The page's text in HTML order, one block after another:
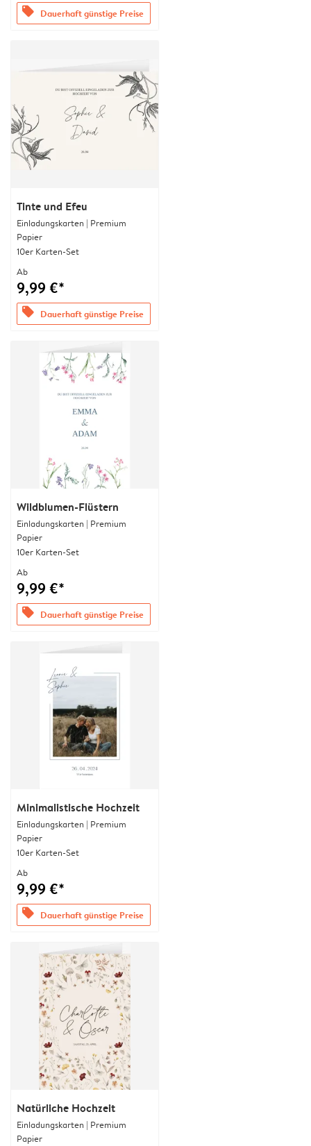
offers Dauerhaft günstige Preise
Tinte und Efeu
Einladungskarten | Premium
Papier
10er Karten-Set
Ab
9,99 €*
offers Dauerhaft günstige Preise
Wildblumen-Flüstern
Einladungskarten | Premium
Papier
10er Karten-Set
Ab
9,99 €*
offers Dauerhaft günstige Preise
Minimalistische Hochzeit
Einladungskarten | Premium
Papier
10er Karten-Set
Ab
9,99 €*
offers Dauerhaft günstige Preise
Natürliche Hochzeit
Einladungskarten | Premium
Papier